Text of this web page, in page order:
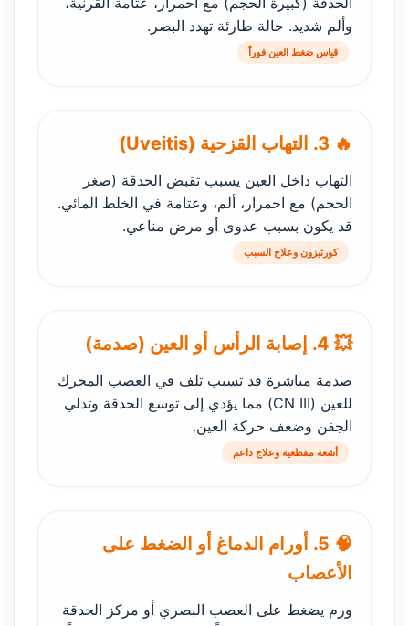
وألم شديد. حالة طارئة تهدد البصر.
قياس ضغط العين فوراً
🔥 3. التهاب القزحية (Uveitis)
التهاب داخل العين يسبب تقبض الحدقة (صغر
الحجم) مع احمرار، ألم، وعتامة في الخلط المائي.
قد يكون بسبب عدوى أو مرض مناعي.
كورتيزون وعلاج السبب
💥 4. إصابة الرأس أو العين (صدمة)
صدمة مباشرة قد تسبب تلف في العصب المحرك
للعين (CN III) مما يؤدي إلى توسع الحدقة وتدلي
الجفن وضعف حركة العين.
أشعة مقطعية وعلاج داعم
🧠 5. أورام الدماغ أو الضغط على
الأعصاب
ورم يضغط على العصب البصري أو مركز الحدقة